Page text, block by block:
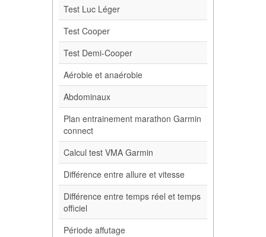
Test Luc Léger
Test Cooper
Test Demi-Cooper
Aérobie et anaérobie
Abdominaux
Plan entrainement marathon Garmin
connect
Calcul test VMA Garmin
Différence entre allure et vitesse
Différence entre temps réel et temps
officiel
Période affutage